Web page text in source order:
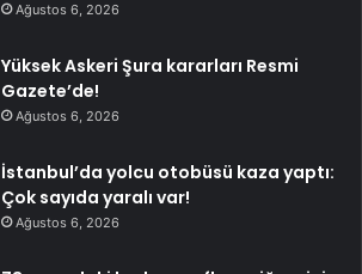
Ağustos 6, 2026
Yüksek Askeri Şura kararları Resmi
Gazete’de!
Ağustos 6, 2026
İstanbul’da yolcu otobüsü kaza yaptı:
Çok sayıda yaralı var!
Ağustos 6, 2026